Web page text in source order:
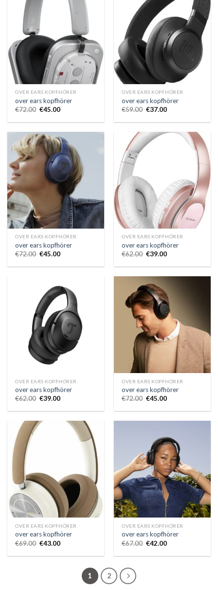
OVER EARS KOPFHÖRER
over ears kopfhörer
€72.00 €45.00
OVER EARS KOPFHÖRER
over ears kopfhörer
€59.00 €37.00
OVER EARS KOPFHÖRER
over ears kopfhörer
€72.00 €45.00
OVER EARS KOPFHÖRER
over ears kopfhörer
€62.00 €39.00
OVER EARS KOPFHÖRER
over ears kopfhörer
€62.00 €39.00
OVER EARS KOPFHÖRER
over ears kopfhörer
€72.00 €45.00
OVER EARS KOPFHÖRER
over ears kopfhörer
€69.00 €43.00
OVER EARS KOPFHÖRER
over ears kopfhörer
€67.00 €42.00
1 2